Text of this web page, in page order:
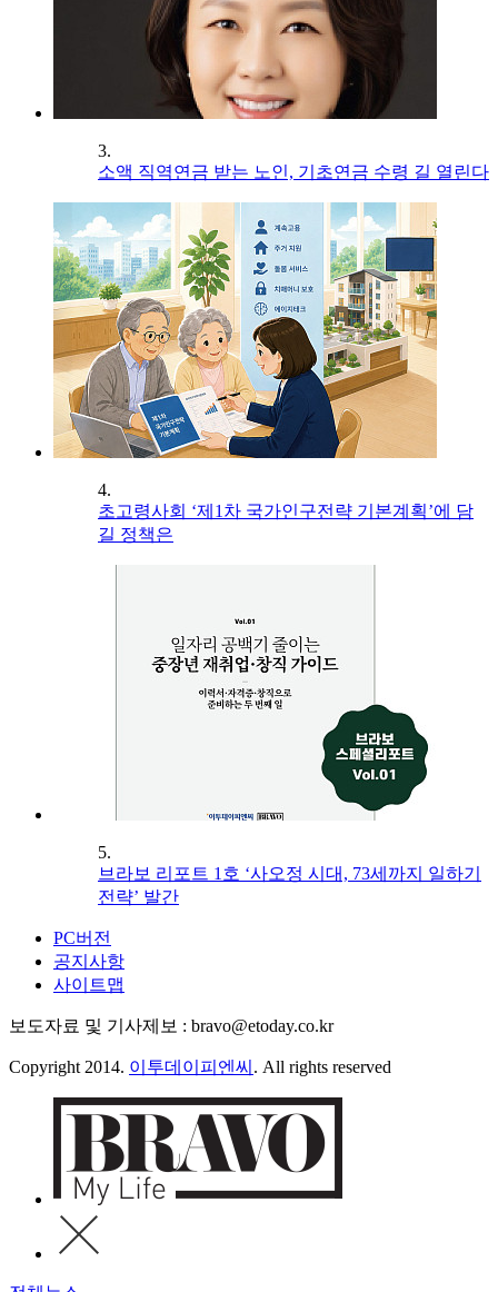
3.
소액 직역연금 받는 노인, 기초연금 수령 길 열린다
4.
초고령사회 ‘제1차 국가인구전략 기본계획’에 담
길 정책은
5.
브라보 리포트 1호 ‘사오정 시대, 73세까지 일하기
전략’ 발간
PC버전
공지사항
사이트맵
보도자료 및 기사제보 : bravo@etoday.co.kr
Copyright 2014. 이투데이피엔씨 . All rights reserved